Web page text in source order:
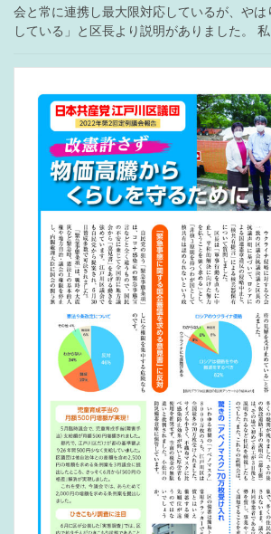
会と常に連携し最大限対応しているが、やは
している」と区長より説明がありました。